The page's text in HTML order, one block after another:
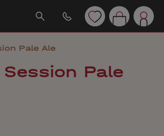
Pale Ale
Pale